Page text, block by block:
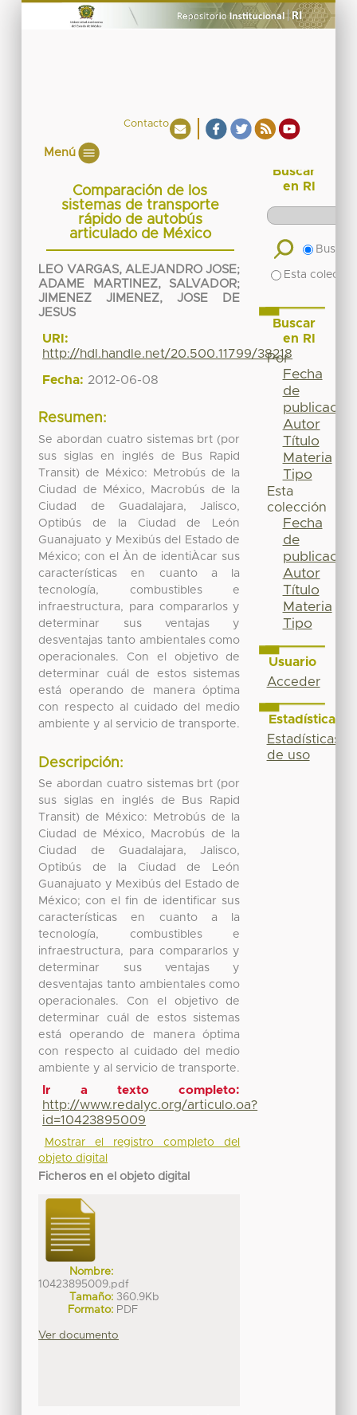
Contacto
Menú
Comparación de los
sistemas de transporte
rápido de autobús
articulado de México
LEO VARGAS, ALEJANDRO JOSE;
ADAME MARTINEZ, SALVADOR;
JIMENEZ JIMENEZ, JOSE DE
JESUS
URI:
http://hdl.handle.net/20.500.11799/38218
Fecha: 2012-06-08
Resumen:
Se abordan cuatro sistemas brt (por
sus siglas en inglés de Bus Rapid
Transit) de México: Metrobús de la
Ciudad de México, Macrobús de la
Ciudad de Guadalajara, Jalisco,
Optibús de la Ciudad de León
Guanajuato y Mexibús del Estado de
México; con el Àn de identiÀcar sus
características en cuanto a la
tecnología, combustibles e
infraestructura, para compararlos y
determinar sus ventajas y
desventajas tanto ambientales como
operacionales. Con el objetivo de
determinar cuál de estos sistemas
está operando de manera óptima
con respecto al cuidado del medio
ambiente y al servicio de transporte.
Descripción:
Se abordan cuatro sistemas brt (por
sus siglas en inglés de Bus Rapid
Transit) de México: Metrobús de la
Ciudad de México, Macrobús de la
Ciudad de Guadalajara, Jalisco,
Optibús de la Ciudad de León
Guanajuato y Mexibús del Estado de
México; con el fin de identificar sus
características en cuanto a la
tecnología, combustibles e
infraestructura, para compararlos y
determinar sus ventajas y
desventajas tanto ambientales como
operacionales. Con el objetivo de
determinar cuál de estos sistemas
está operando de manera óptima
con respecto al cuidado del medio
ambiente y al servicio de transporte.
Ir a texto completo:
http://www.redalyc.org/articulo.oa?
id=10423895009
Mostrar el registro completo del
objeto digital
Ficheros en el objeto digital
Nombre:
10423895009.pdf
Tamaño: 360.9Kb
Formato: PDF
Ver documento
Buscar
en RI
Buscar
Esta
Buscar
en RI
Por
Fecha
de
publicación
Autor
Título
Materia
Tipo
Esta
colección
Fecha
de
publicación
Autor
Título
Materia
Tipo
Usuario
Acceder
Estadísticas
Estadísticas
de uso